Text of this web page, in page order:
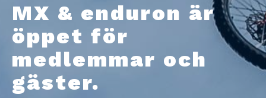
MX & enduron är
öppet för
medlemmar och
gäster.